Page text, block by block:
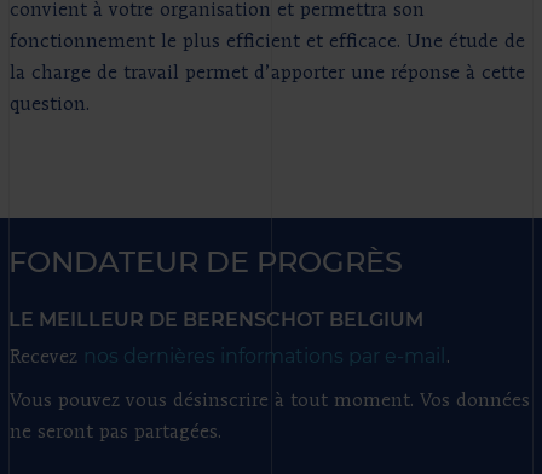
convient à votre organisation et permettra son
fonctionnement le plus efficient et efficace. Une étude de
la charge de travail permet d’apporter une réponse à cette
question.
FONDATEUR DE PROGRÈS
LE MEILLEUR DE BERENSCHOT BELGIUM
Recevez nos dernières informations par e-mail .
Vous pouvez vous désinscrire à tout moment. Vos données
ne seront pas partagées.